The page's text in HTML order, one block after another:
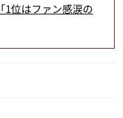
1位はファン感涙の